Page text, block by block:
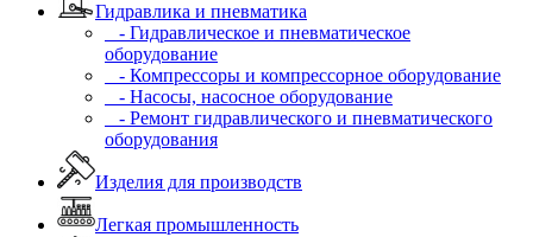
Гидравлика и пневматика
- Гидравлическое и пневматическое
оборудование
- Компрессоры и компрессорное оборудование
- Насосы, насосное оборудование
- Ремонт гидравлического и пневматического
оборудования
Изделия для производств
Легкая промышленность